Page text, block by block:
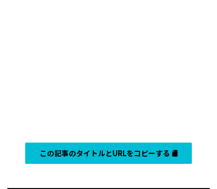
この記事のタイトルとURLをコピーする